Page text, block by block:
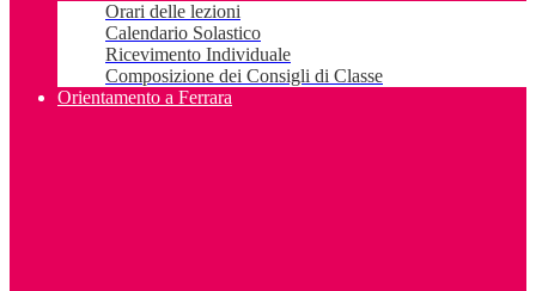
Orari delle lezioni
Calendario Solastico
Ricevimento Individuale
Composizione dei Consigli di Classe
Orientamento a Ferrara